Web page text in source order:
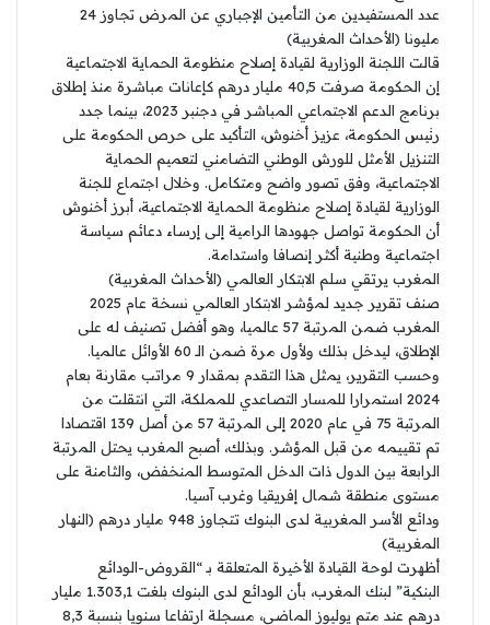
عدد المستفيدين من التأمين الإجباري عن المرض تجاوز 24
مليونا (الأحداث المغربية)
قالت اللجنة الوزارية لقيادة إصلاح منظومة الحماية الاجتماعية
إن الحكومة صرفت 40,5 مليار درهم كإعانات مباشرة منذ إطلاق
برنامج الدعم الاجتماعي المباشر في دجنبر 2023، بينما جدد
رئيس الحكومة، عزيز أخنوش، التأكيد على حرص الحكومة على
التنزيل الأمثل للورش الوطني التضامني لتعميم الحماية
الاجتماعية، وفق تصور واضح ومتكامل. وخلال اجتماع للجنة
الوزارية لقيادة إصلاح منظومة الحماية الاجتماعية، أبرز أخنوش
أن الحكومة تواصل جهودها الرامية إلى إرساء دعائم سياسة
اجتماعية وطنية أكثر إنصافا واستدامة.
المغرب يرتقي سلم الابتكار العالمي (الأحداث المغربية)
صنف تقرير جديد لمؤشر الابتكار العالمي نسخة عام 2025
المغرب ضمن المرتبة 57 عالميا، وهو أفضل تصنيف له على
الإطلاق، ليدخل بذلك ولأول مرة ضمن الـ 60 الأوائل عالميا.
وحسب التقرير، يمثل هذا التقدم بمقدار 9 مراتب مقارنة بعام
2024 استمرارا للمسار التصاعدي للمملكة، التي انتقلت من
المرتبة 75 في عام 2020 إلى المرتبة 57 من أصل 139 اقتصادا
تم تقييمه من قبل المؤشر. وبذلك، أصبح المغرب يحتل المرتبة
الرابعة بين الدول ذات الدخل المتوسط المنخفض، والثامنة على
مستوى منطقة شمال إفريقيا وغرب آسيا.
ودائع الأسر المغربية لدى البنوك تتجاوز 948 مليار درهم (النهار
المغربية)
أظهرت لوحة القيادة الأخيرة المتعلقة بـ “القروض-الودائع
البنكية” لبنك المغرب، بأن الودائع لدى البنوك بلغت 1.303,1 مليار
درهم عند متم يوليوز الماضي، مسجلة ارتفاعا سنويا بنسبة 8,3